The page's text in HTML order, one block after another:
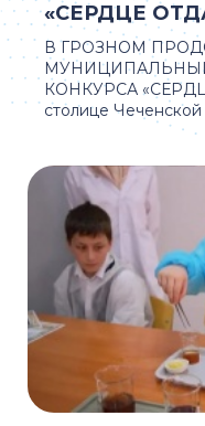
В ГРОЗНОМ
КОНКУРСА
столице
«СЕРДЦЕ